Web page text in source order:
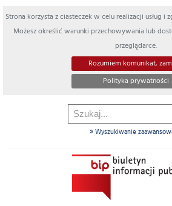
Strona korzysta z ciasteczek w celu realizacji usług i
Możesz określić warunki przechowywania lub
przeglądarce.
Rozumiem komunikat,
Polityka prywatności
Wyszukiwanie